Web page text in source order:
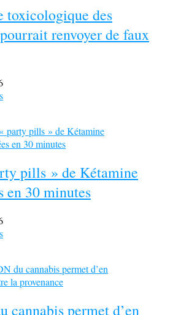
toxicologique des
renvoyer de faux
pills » de Kétamine
en 30 minutes
cannabis permet d’en